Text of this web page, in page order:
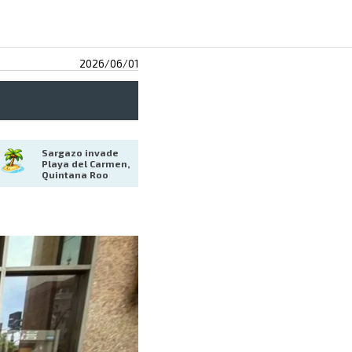
2026/06/01
Sargazo invade
Playa del Carmen,
Quintana Roo